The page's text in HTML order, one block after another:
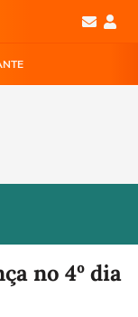
no 4º dia